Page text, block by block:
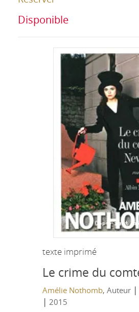
Disponible
texte imprimé
Le crime du
Amélie Nothomb, Auteur |
| 2015